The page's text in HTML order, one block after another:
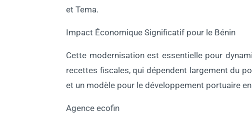
et Tema.
Impact Économique Significatif pour le Bénin
Cette modernisation est essentielle pour
recettes fiscales, qui dépendent largement du
et un modèle pour le développement portuaire
Agence ecofin